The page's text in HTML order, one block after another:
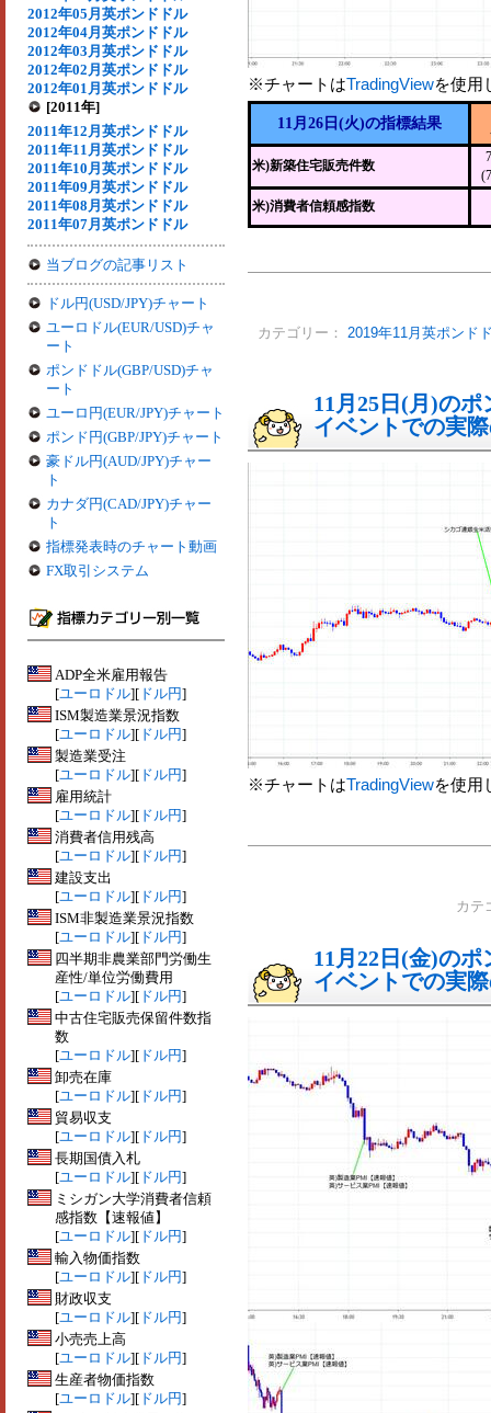
2012年05月英ポンドドル
2012年04月英ポンドドル
2012年03月英ポンドドル
2012年02月英ポンドドル
2012年01月英ポンドドル
[2011年]
2011年12月英ポンドドル
2011年11月英ポンドドル
2011年10月英ポンドドル
2011年09月英ポンドドル
2011年08月英ポンドドル
2011年07月英ポンドドル
当ブログの記事リスト
ドル円(USD/JPY)チャート
ユーロドル(EUR/USD)チャ
ート
ポンドドル(GBP/USD)チャ
ート
ユーロ円(EUR/JPY)チャート
ポンド円(GBP/JPY)チャート
豪ドル円(AUD/JPY)チャー
ト
カナダ円(CAD/JPY)チャー
ト
指標発表時のチャート動画
FX取引システム
ADP全米雇用報告
[ユーロドル][ ドル円]
ISM製造業景況指数
[ユーロドル][ ドル円]
製造業受注
[ユーロドル][ ドル円]
雇用統計
[ユーロドル][ ドル円]
消費者信用残高
[ユーロドル][ ドル円]
建設支出
[ユーロドル][ ドル円]
ISM非製造業景況指数
[ユーロドル][ ドル円]
四半期非農業部門労働生
産性/単位労働費用
[ユーロドル][ ドル円]
中古住宅販売保留件数指
数
[ユーロドル][ ドル円]
卸売在庫
[ユーロドル][ ドル円]
貿易収支
[ユーロドル][ ドル円]
長期国債入札
[ユーロドル][ ドル円]
ミシガン大学消費者信頼
感指数【速報値】
[ユーロドル][ ドル円]
輸入物価指数
[ユーロドル][ ドル円]
財政収支
[ユーロドル][ ドル円]
小売売上高
[ユーロドル][ ドル円]
生産者物価指数
[ユーロドル][ ドル円]
※チャートはTradingViewを使用
11月26日(火)の指標結果
米)新築住宅販売件数
米)消費者信頼感指数
カテゴリー： 2019年11月英ポンド
11月25日(月)の
イベントでの実
※チャートはTradingViewを使用
カテ
11月22日(金)の
イベントでの実